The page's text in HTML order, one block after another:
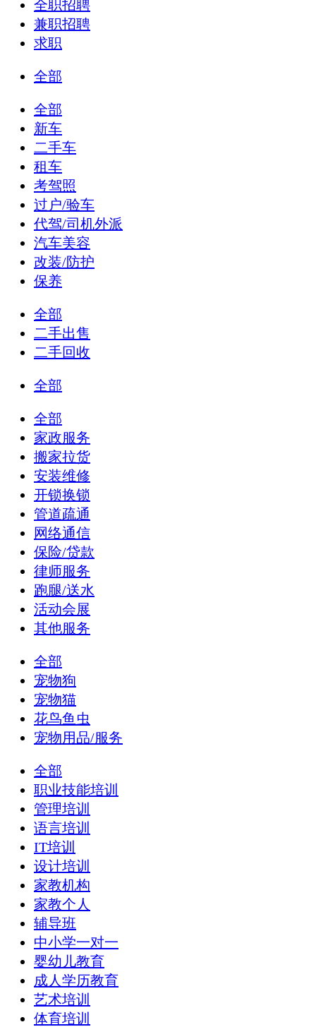
全职招聘
兼职招聘
求职
全部
全部
新车
二手车
租车
考驾照
过户/验车
代驾/司机外派
汽车美容
改装/防护
保养
全部
二手出售
二手回收
全部
全部
家政服务
搬家拉货
安装维修
开锁换锁
管道疏通
网络通信
保险/贷款
律师服务
跑腿/送水
活动会展
其他服务
全部
宠物狗
宠物猫
花鸟鱼虫
宠物用品/服务
全部
职业技能培训
管理培训
语言培训
IT培训
设计培训
家教机构
家教个人
辅导班
中小学一对一
婴幼儿教育
成人学历教育
艺术培训
体育培训